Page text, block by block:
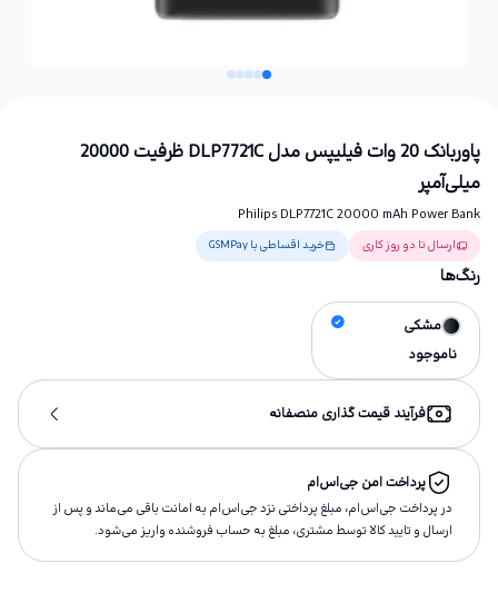
پاوربانک 20 وات فیلیپس مدل DLP7721C ظرفیت 20000
میلی‌آمپر
Philips DLP7721C 20000 mAh Power Bank
ارسال تا دو روز کاری خرید اقساطی با GSMPay
رنگ‌ها
مشکی
ناموجود
فرآیند قیمت گذاری منصفانه
پرداخت امن جی‌اس‌ام
در پرداخت جی‌اس‌ام، مبلغ پرداختى نزد جی‌اس‌ام به امانت باقى مى‌ماند و پس از
ارسال و تاييد كالا توسط مشتری، مبلغ به حساب فروشنده واريز مى‌شود.